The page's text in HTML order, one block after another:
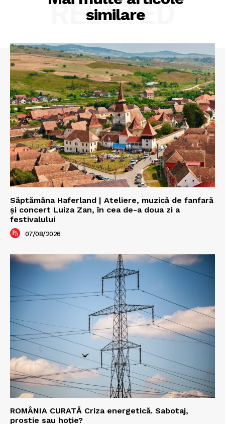
similare
RELATED
Săptămâna Haferland | Ateliere, muzică de fanfară
şi concert Luiza Zan, în cea de-a doua zi a
festivalului
07/08/2026
ROMÂNIA CURATĂ Criza energetică. Sabotaj,
prostie sau hoție?